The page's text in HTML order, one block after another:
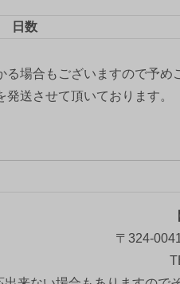
日数
場合もございますので予め
送させて頂いております。
〒324-